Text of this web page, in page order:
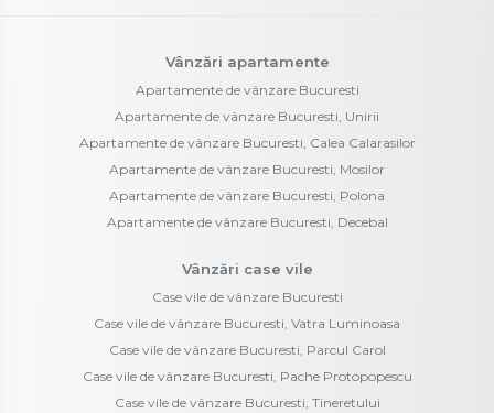
Vânzări apartamente
Apartamente de vânzare Bucuresti
Apartamente de vânzare Bucuresti, Unirii
Apartamente de vânzare Bucuresti, Calea Calarasilor
Apartamente de vânzare Bucuresti, Mosilor
Apartamente de vânzare Bucuresti, Polona
Apartamente de vânzare Bucuresti, Decebal
Vânzări case vile
Case vile de vânzare Bucuresti
Case vile de vânzare Bucuresti, Vatra Luminoasa
Case vile de vânzare Bucuresti, Parcul Carol
Case vile de vânzare Bucuresti, Pache Protopopescu
Case vile de vânzare Bucuresti, Tineretului